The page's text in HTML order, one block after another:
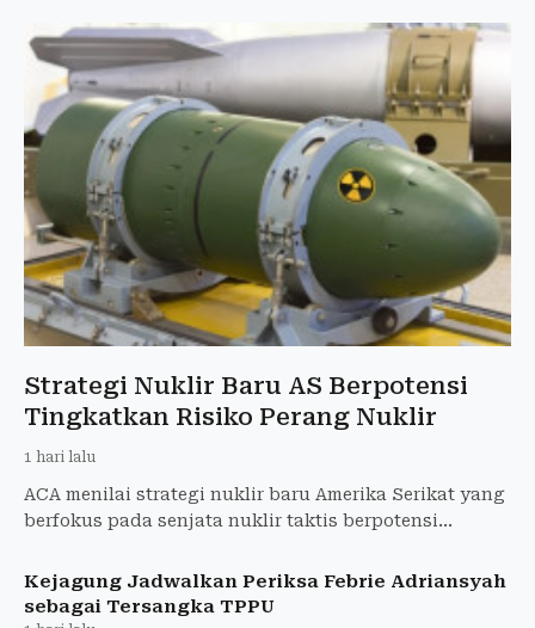
Strategi Nuklir Baru AS Berpotensi
Tingkatkan Risiko Perang Nuklir
1 hari lalu
ACA menilai strategi nuklir baru Amerika Serikat yang
berfokus pada senjata nuklir taktis berpotensi
Kejagung Jadwalkan Periksa Febrie Adriansyah
sebagai Tersangka TPPU